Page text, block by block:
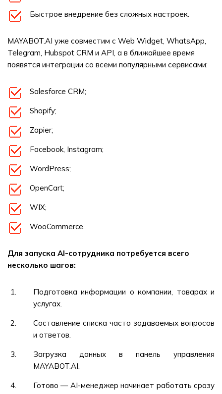
Быстрое внедрение без сложных настроек.
MAYABOT.AI уже совместим с Web Widget, WhatsApp,
Telegram, Hubspot CRM и API, а в ближайшее время
появятся интеграции со всеми популярными сервисами:
Salesforce CRM;
Shopify;
Zapier;
Facebook, Instagram;
WordPress;
OpenCart;
WIX;
WooCommerce.
Для запуска AI-сотрудника потребуется всего
несколько шагов:
Подготовка информации о компании, товарах и
услугах.
Составление списка часто задаваемых вопросов
и ответов.
Загрузка данных в панель управления
MAYABOT.AI.
Готово — AI-менеджер начинает работать сразу